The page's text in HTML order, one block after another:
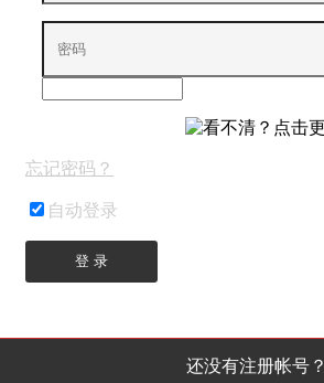
忘记密码？
自动登录
登 录
还没有注册帐号？